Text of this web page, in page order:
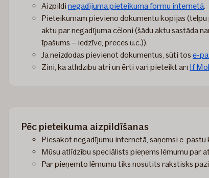
Aizpildi negadījuma pieteikuma formu internetā.
Pieteikumam pievieno dokumentu kopijas
aktu par negadījuma cēloni (šādu aktu sastāda
īpašums – iedzīve, preces u.c.)).
Ja neizdodas pievienot dokumentus, sūti tos e-
Zini, ka atlīdzību ātri un ērti vari pieteikt arīIf
Pēc pieteikuma aizpildīšanas
Piesakot negadījumu internetā, saņemsi e-
Mūsu atlīdzību speciālists pieņems lēmumu par
Par pieņemto lēmumu tiks nosūtīts rakstisks